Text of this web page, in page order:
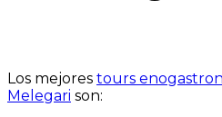
Los mejores tours
Melegari son: